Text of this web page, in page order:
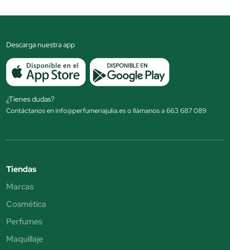
Descarga nuestra app
¿Tienes dudas?
Contáctanos en info@perfumeriajulia.es o llámanos a 663 687 089
Tiendas
Marcas
Cosmética
Perfumes
Maquillaje